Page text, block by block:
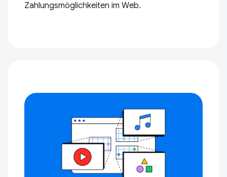
Zahlungsmöglichkeiten im Web.